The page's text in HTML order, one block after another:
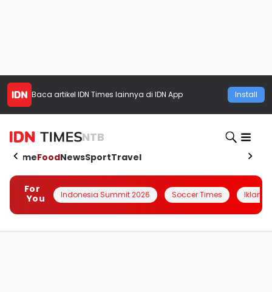
Baca artikel IDN Times lainnya di IDN App Install
NTB
HomeFoodNewsSportTravel
For
You
Indonesia Summit 2026 Soccer Times Iklanin